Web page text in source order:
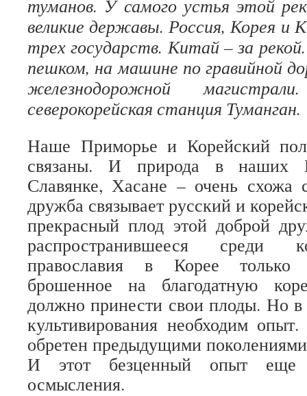
туманов. У самого устья этой
великие державы. Россия, Корея и
трех государств. Китай – за
пешком, на машине по гравийной
железнодорожной
северокорейская станция Туманган.
Наше Приморье и Корейский
связаны. И природа в наших
Славянке, Хасане – очень схожа
дружба связывает русский и
прекрасный плод этой доброй
распространившееся среди
православия в Корее только
брошенное на благодатную
должно принести свои плоды. Но в
культивирования необходим
обретен предыдущими
И этот безценный опыт еще
осмысления.